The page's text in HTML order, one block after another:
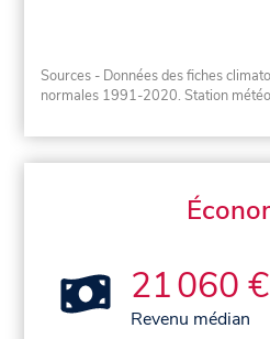
Sources - Données des fiches
normales 1991-2020. Station
21 060 €
Revenu médian